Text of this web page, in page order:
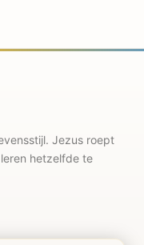
Jezus roept
hetzelfde te